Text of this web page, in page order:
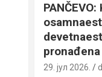
PANČEVO:
29. јул 2026.